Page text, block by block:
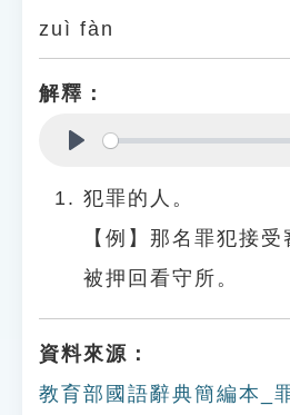
貓頭鷹博士
zuì fàn
解釋：
犯罪的人。
【例】那名罪犯接
被押回看守所。
資料來源：
教育部國語辭典簡編本_